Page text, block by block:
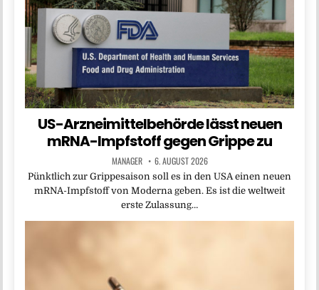
US-Arzneimittelbehörde lässt neuen
mRNA-Impfstoff gegen Grippe zu
MANAGER 6. AUGUST 2026
Pünktlich zur Grippesaison soll es in den USA einen neuen
mRNA-Impfstoff von Moderna geben. Es ist die weltweit
erste Zulassung…